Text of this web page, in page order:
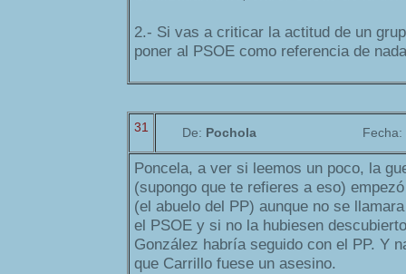
2.- Si vas a criticar la actitud de un
poner al PSOE como referencia de
31 De: Pochola Fecha:
Poncela, a ver si leemos un poco, la
(supongo que te refieres a eso)
(el abuelo del PP) aunque no se
el PSOE y si no la hubiesen
González habría seguido con el PP. Y
que Carrillo fuese un asesino.